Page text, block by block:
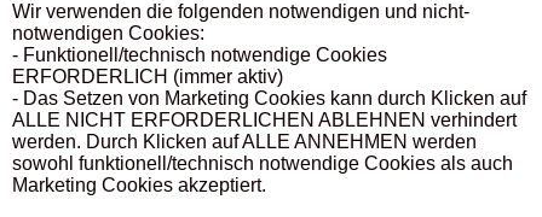
Wir verwenden die folgenden notwendigen und nicht-
notwendigen Cookies:
- Funktionell/technisch notwendige Cookies
ERFORDERLICH (immer aktiv)
- Das Setzen von Marketing Cookies kann durch Klicken auf
ALLE NICHT ERFORDERLICHEN ABLEHNEN verhindert
werden. Durch Klicken auf ALLE ANNEHMEN werden
sowohl funktionell/technisch notwendige Cookies als auch
Marketing Cookies akzeptiert.